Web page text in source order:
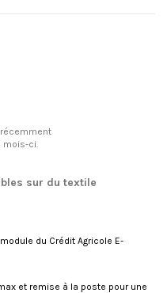
récemment
mois-ci.
sur du textile
du Crédit Agricole E-
et remise à la poste pour une